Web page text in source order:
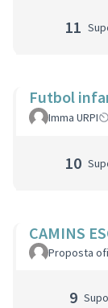
11
Futbol
Imma URPI
10
CAMINS
Proposta
9